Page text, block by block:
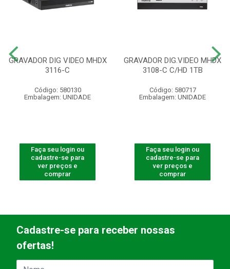
GRAVADOR DIG VIDEO MHDX
3116-C
Código: 580130
Embalagem: UNIDADE
Faça seu login ou
cadastre-se para
ver preços e
comprar
GRAVADOR DIG.VIDEO MHDX
3108-C C/HD 1TB
Código: 580717
Embalagem: UNIDADE
Faça seu login ou
cadastre-se para
ver preços e
comprar
Cadastre-se para receber nossas
ofertas!